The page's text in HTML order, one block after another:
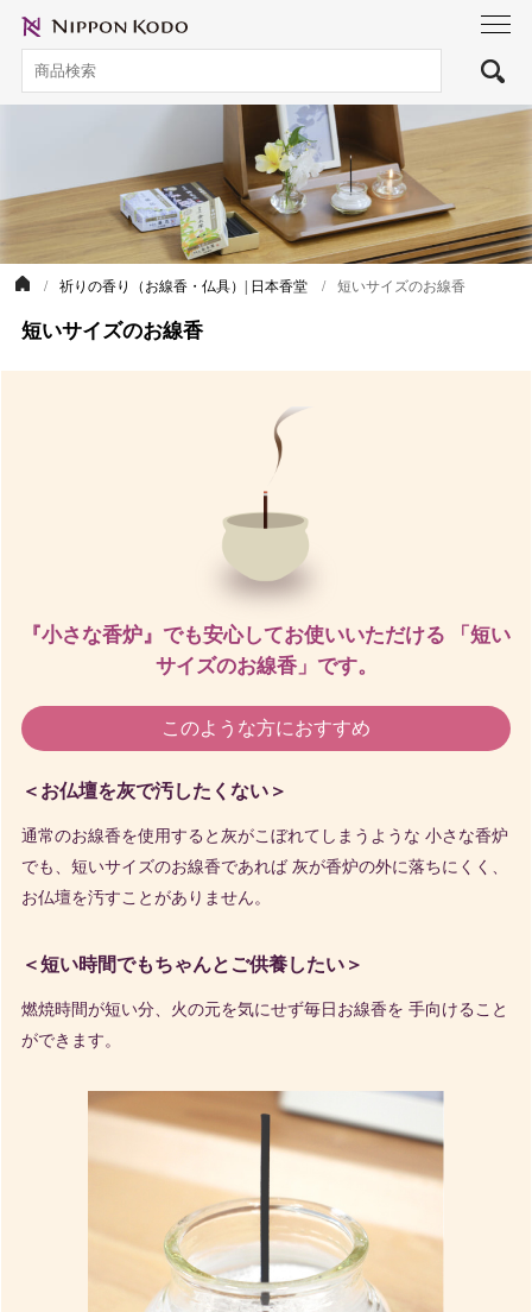
祈りの香り（お線香・仏具）| 日本香堂 短いサイズのお線香
短いサイズのお線香
『小さな香炉』でも安心してお使いいただける 「短い
サイズのお線香」です。
このような方におすすめ
＜お仏壇を灰で汚したくない＞
通常のお線香を使用すると灰がこぼれてしまうような 小さな香炉
でも、短いサイズのお線香であれば灰が香炉の外に落ちにくく、
お仏壇を汚すことがありません。
＜短い時間でもちゃんとご供養したい＞
燃焼時間が短い分、火の元を気にせず毎日お線香を 手向けること
ができます。